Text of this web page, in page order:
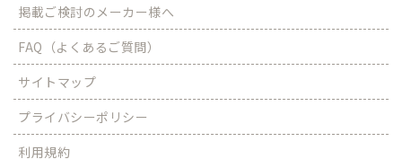
掲載ご検討のメーカー様へ
FAQ（よくあるご質問）
サイトマップ
プライバシーポリシー
利用規約